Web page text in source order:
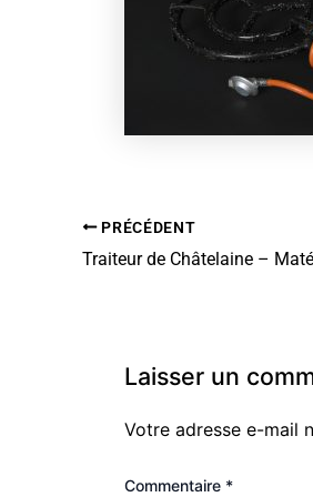
PRÉCÉDENT
Traiteur de Châtelaine –
Laisser un
Votre adresse e-mail
Commentaire *